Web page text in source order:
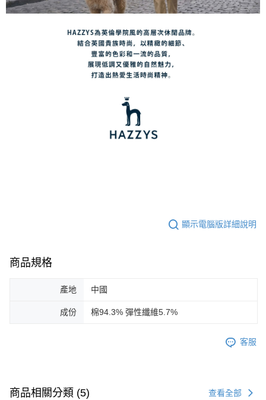
顯示電腦版詳細說明
商品規格
產地 中國
成份 棉94.3% 彈性纖維5.7%
客服
商品相關分類 (5) 查看全部